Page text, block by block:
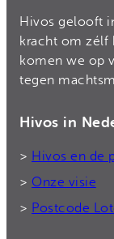
Hivos gelooft
kracht om zélf
komen we op
tegen
Hivos in
> Hivos en de
> Onze visie
> Postcode